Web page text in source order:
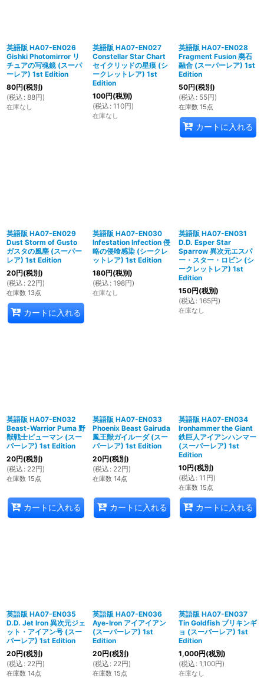
英語版 HA07-EN026
Gishki Photomirror リ
チュアの写魂鏡 (スーパ
ーレア) 1st Edition
80円(税別)
(税込 : 88円)
在庫なし
英語版 HA07-EN027
Constellar Star Chart
セイクリッドの星痕 (シ
ークレットレア) 1st
Edition
100円(税別)
(税込 : 110円)
在庫なし
英語版 HA07-EN028
Fragment Fusion 廃石
融合 (スーパーレア) 1st
Edition
50円(税別)
(税込 : 55円)
在庫数 15点
カートに入れる
英語版 HA07-EN029
Dust Storm of Gusto
ガスタの風塵 (スーパー
レア) 1st Edition
20円(税別)
(税込 : 22円)
在庫数 13点
カートに入れる
英語版 HA07-EN030
Infestation Infection 侵
略の侵喰感染 (シークレ
ットレア) 1st Edition
180円(税別)
(税込 : 198円)
在庫なし
英語版 HA07-EN031
D.D. Esper Star
Sparrow 異次元エスパ
ー・スター・ロビン (シ
ークレットレア) 1st
Edition
150円(税別)
(税込 : 165円)
在庫なし
英語版 HA07-EN032
Beast-Warrior Puma 野
獣戦士ピューマン (スー
パーレア) 1st Edition
20円(税別)
(税込 : 22円)
在庫数 15点
カートに入れる
英語版 HA07-EN033
Phoenix Beast Gairuda
鳳王獣ガイルーダ (スー
パーレア) 1st Edition
20円(税別)
(税込 : 22円)
在庫数 14点
カートに入れる
英語版 HA07-EN034
Ironhammer the Giant
鉄巨人アイアンハンマー
(スーパーレア) 1st
Edition
10円(税別)
(税込 : 11 円)
在庫数 15点
カートに入れる
英語版 HA07-EN035
D.D. Jet Iron 異次元ジェ
ット・アイアン号 (スー
パーレア) 1st Edition
20円(税別)
(税込 : 22円)
在庫数 14点
英語版 HA07-EN036
Aye-Iron アイアイアン
(スーパーレア) 1st
Edition
20円(税別)
(税込 : 22円)
在庫数 15点
英語版 HA07-EN037
Tin Goldfish ブリキンギ
ョ (スーパーレア) 1st
Edition
1,000円(税別)
(税込 : 1,100円)
在庫なし